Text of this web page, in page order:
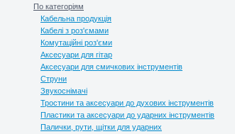
По категоріям
Кабельна продукція
Кабелі з роз'ємами
Комутаційні роз'єми
Аксесуари для гітар
Аксесуари для смичкових інструментів
Струни
Звукоснімачі
Тростини та аксесуари до духових інструментів
Пластики та аксесуари до ударних інструментів
Палички, рути, щітки для ударних